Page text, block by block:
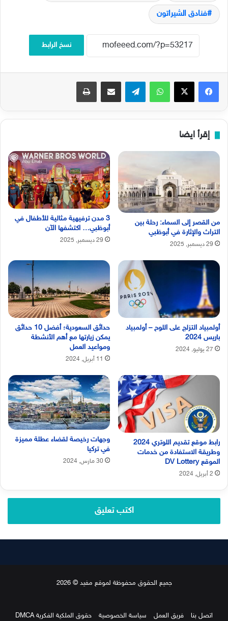
فنادق الشيراتون
نسخ الرابط
فيسبوك‫X واتساب تيلقرام مشاركة عبر البريد طباعة
إقرأ ايضا
من القصر إلى السماء: رحلة بين
التراث والإثارة في أبوظبي
29 ديسمبر, 2025
3 مدن ترفيهية مثالية للأطفال في
أبوظبي… اكتشفها الآن
29 ديسمبر, 2025
أولمبياد التزلج على اللوح – أولمبياد
باريس 2024
27 يوليو, 2024
حدائق السعودية؛ أفضل 10 حدائق
يمكن زيارتها مع أهم الأنشطة
ومواعيد العمل
11 أبريل, 2024
رابط موقع تقديم اللوتري 2024
وطريقة الاستفادة من خدمات
الموقع DV Lottery
2 أبريل, 2024
وجهات رخيصة لقضاء عطلة مميزة
في تركيا
30 مارس, 2024
اكتب تعليق
جميع الحقوق محفوظة لموقع مفيد © 2026
اتصل بنا فريق العمل سياسة الخصوصية حقوق الملكية الفكرية DMCA